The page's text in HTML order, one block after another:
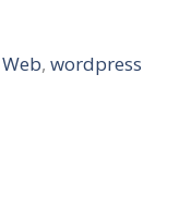
Web,wordpress